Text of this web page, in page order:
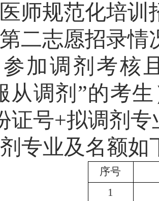
师规范化培训
二志愿招录情
加调剂考核
从调剂”的考
证号+拟调剂专
专业及名额如
序号
1